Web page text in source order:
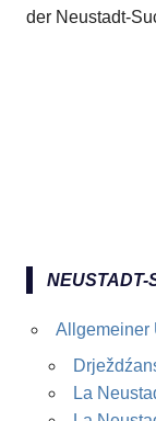
der Neustadt-
NEUSTADT-
Allgemeiner
La